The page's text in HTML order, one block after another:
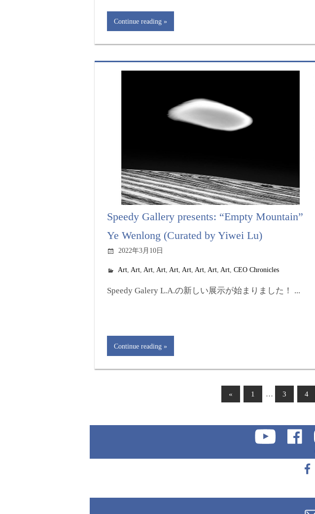
Continue reading
Speedy Gallery presents: “Empty Mountain”
Ye Wenlong (Curated by Yiwei Lu)
2022年3月10日
Art,Art,Art,Art,Art,Art,Art,Art,Art,CEO Chronicles
Speedy Galery L.A.の新しい展示が始まりました！ ...
Continue reading
« 1 … 3 4